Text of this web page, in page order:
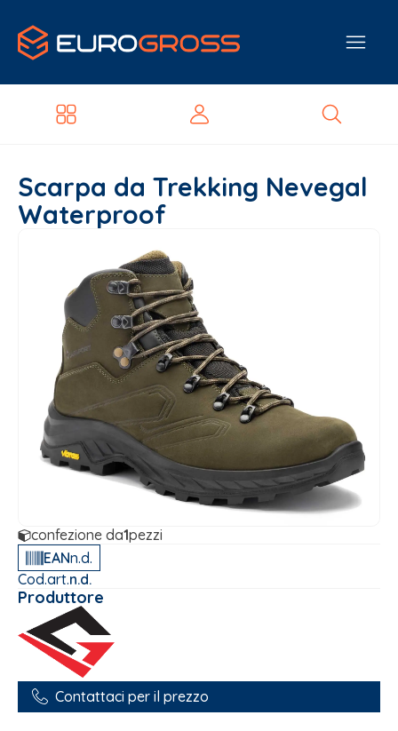
Scarpa da Trekking Nevegal
Waterproof
confezione da1pezzi
EANn.d.
Cod.art.n.d.
Produttore
Contattaci per il prezzo